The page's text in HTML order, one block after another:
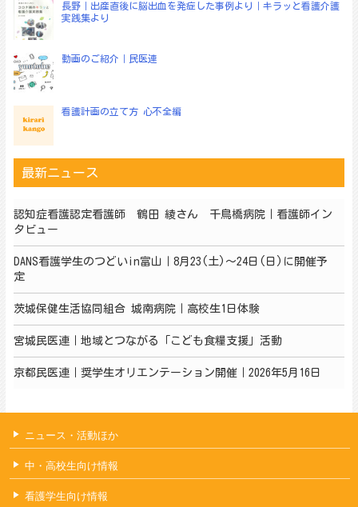
長野｜出産直後に脳出血を発症した事例より｜キラッと看護介護
実践集より
動画のご紹介｜民医連
看護計画の立て方 心不全編
最新ニュース
認知症看護認定看護師 鶴田 綾さん 千鳥橋病院｜看護師イン
タビュー
DANS看護学生のつどいin富山｜8月23(土)～24日(日)に開催予
定
茨城保健生活協同組合 城南病院｜高校生1日体験
宮城民医連｜地域とつながる「こども食糧支援」活動
京都民医連｜奨学生オリエンテーション開催｜2026年5月16日
ニュース・活動ほか
中・高校生向け情報
看護学生向け情報